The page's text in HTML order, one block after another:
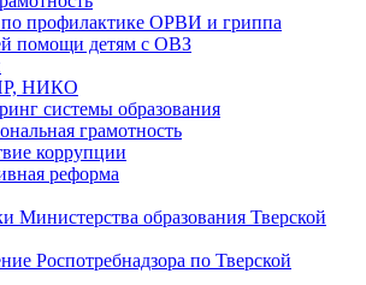
профилактике ОРВИ и гриппа
помощи детям с ОВЗ
НИКО
системы образования
грамотность
коррупции
реформа
Министерства образования Тверской
Роспотребнадзора по Тверской